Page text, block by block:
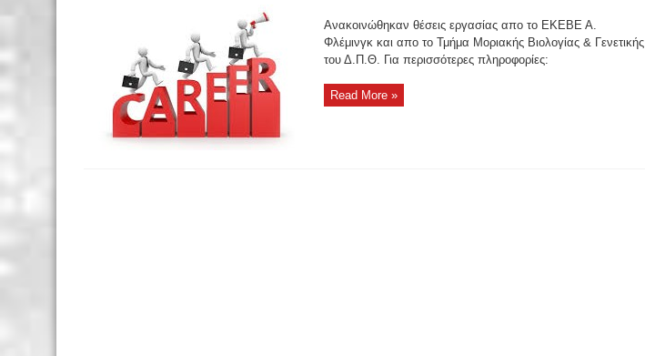
Ανακοινώθηκαν θέσεις εργασίας απο το ΕΚΕΒΕ Α.
Φλέμινγκ και απο το Τμήμα Μοριακής Βιολογίας & Γενετικής
του Δ.Π.Θ. Για περισσότερες πληροφορίες:
Read More »